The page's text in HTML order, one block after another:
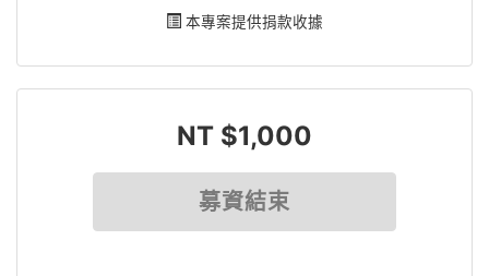
本專案提供捐款收據
NT $1,000
募資結束